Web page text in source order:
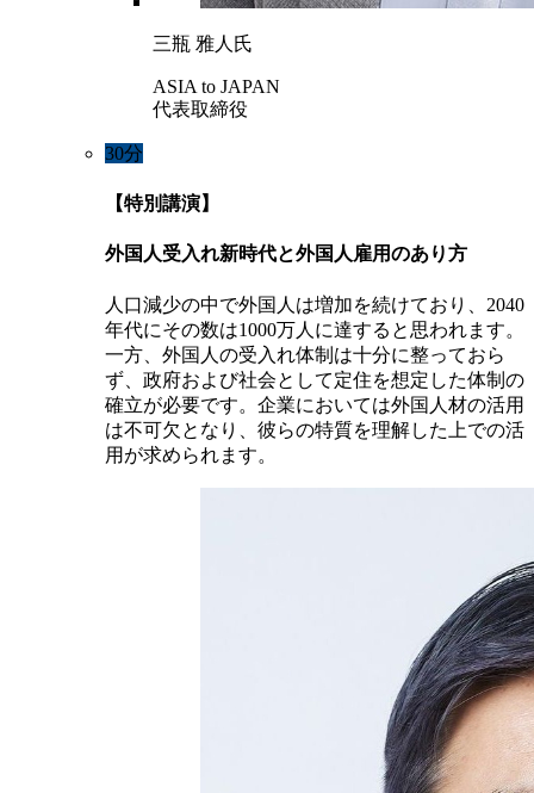
三瓶 雅人氏
ASIA to JAPAN
代表取締役
30分
【特別講演】
外国人受入れ新時代と外国人雇用のあり方
人口減少の中で外国人は増加を続けており、2040
年代にその数は1000万人に達すると思われます。
一方、外国人の受入れ体制は十分に整っておら
ず、政府および社会として定住を想定した体制の
確立が必要です。企業においては外国人材の活用
は不可欠となり、彼らの特質を理解した上での活
用が求められます。